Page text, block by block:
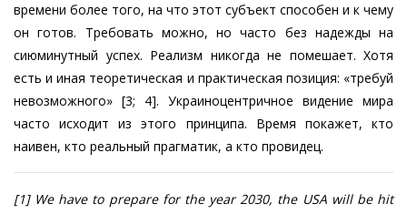
времени более того, на что этот субъект способен и к чему
он готов. Требовать можно, но часто без надежды на
сиюминутный успех. Реализм никогда не помешает. Хотя
есть и иная теоретическая и практическая позиция: «требуй
невозможного» [3; 4]. Украиноцентричное видение мира
часто исходит из этого принципа. Время покажет, кто
наивен, кто реальный прагматик, а кто провидец.
[1] We have to prepare for the year 2030, the USA will be hit